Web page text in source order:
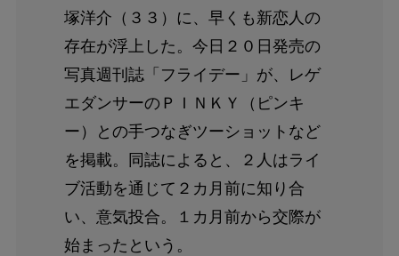
塚洋介（３３）に、早くも新恋人の
存在が浮上した。今日２０日発売の
写真週刊誌「フライデー」が、レゲ
エダンサーのＰＩＮＫＹ（ピンキ
ー）との手つなぎツーショットなど
を掲載。同誌によると、２人はライ
ブ活動を通じて２カ月前に知り合
い、意気投合。１カ月前から交際が
始まったという。